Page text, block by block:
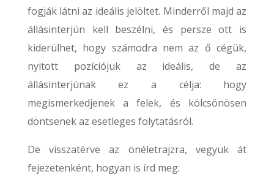
fogják látni az ideális jelöltet. Minderről majd az
állásinterjún kell beszélni, és persze ott is
kiderülhet, hogy számodra nem az ő cégük,
nyitott pozíciójuk az ideális, de az
állásinterjúnak ez a célja: hogy
megismerkedjenek a felek, és kölcsönösen
döntsenek az esetleges folytatásról.
De visszatérve az önéletrajzra, vegyük át
fejezetenként, hogyan is írd meg: